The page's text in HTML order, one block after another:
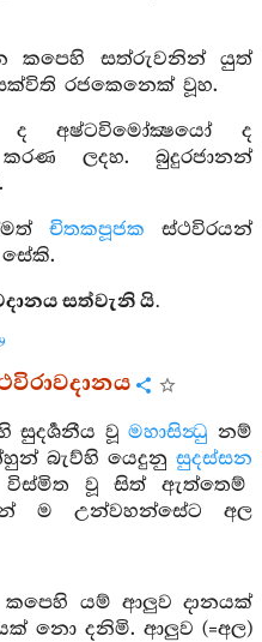
කපෙහි සත්රුවනින් යුත්
රජකෙනෙක් වූහ.
ද අෂ්ටවිමෝක්‍ෂයෝ ද
ලදහ. බුදුරජානන්
චිතකපූජක ස්ථවිරයන්
සත්වැනි යි.
සුදර්‍ශනීය වූමහාසින්‍ධු නම්
බැව්හි යෙදුනු සුදස්සන
විස්මිත වූ සිත් ඇත්තෙම්
ම උන්වහන්සේට අල
කපෙහි යම් ආලුව දානයක්
නො දනිමි. ආලුව (=අල)